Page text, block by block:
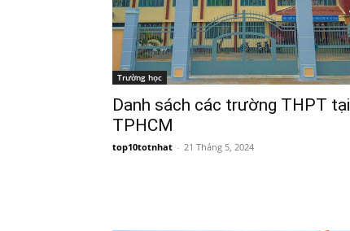
Trường học
Danh sách các trường THPT tại
TPHCM
top10totnhat - 21 Tháng 5, 2024